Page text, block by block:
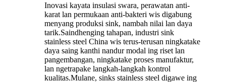
Inovasi kayata insulasi swara, perawatan anti-
karat lan permukaan anti-bakteri wis digabung
menyang produksi sink, nambah nilai lan daya
tarik.Saindhenging tahapan, industri sink
stainless steel China wis terus-terusan ningkatake
daya saing kanthi nandur modal ing riset lan
pangembangan, ningkatake proses manufaktur,
lan ngetrapake langkah-langkah kontrol
kualitas.Mulane, sinks stainless steel digawe ing